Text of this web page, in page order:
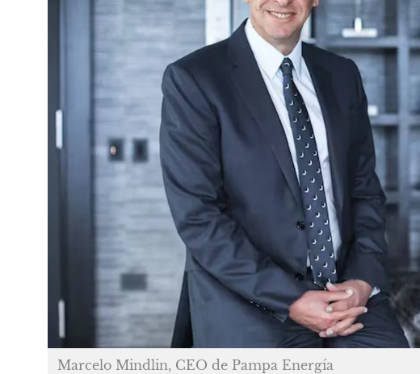
Marcelo Mindlin, CEO de Pampa Energía